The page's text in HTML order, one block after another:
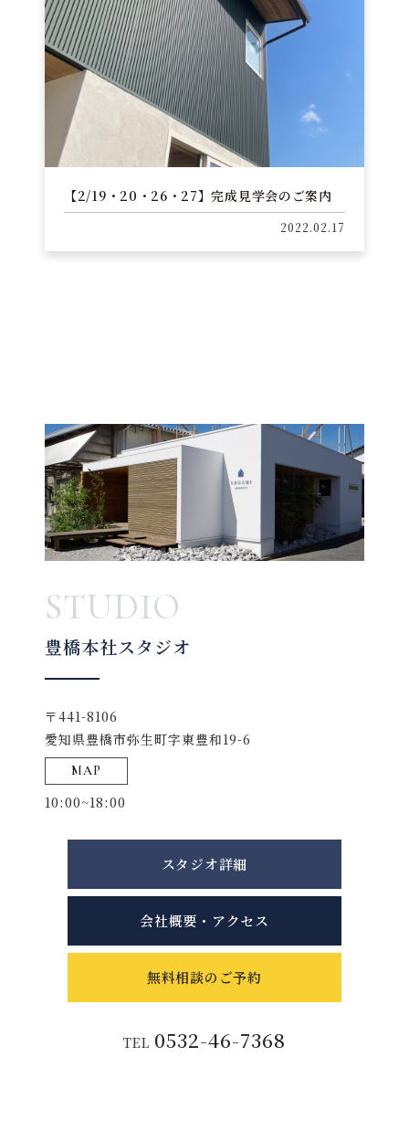
【2/19・20・26・27】完成見学会のご案内
2022.02.17
STUDIO
豊橋本社スタジオ
〒441-8106
愛知県豊橋市弥生町字東豊和19-6
MAP
10:00~18:00
スタジオ詳細
会社概要・アクセス
無料相談のご予約
TEL 0532-46-7368